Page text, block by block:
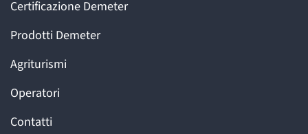
Certificazione Demeter
Prodotti Demeter
Agriturismi
Operatori
Contatti